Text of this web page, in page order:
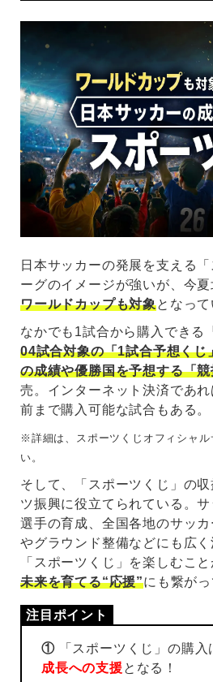
日本サッカーの発展を支える
ーグのイメージが強いが、今
ワールドカップも対象となって
なかでも1試合から購入できる
04試合対象の「1試合予想くじ
の成績や優勝国を予想する「
売。インターネット決済であ
前まで購入可能な試合もある。
※詳細は、スポーツくじオフィシャル
い。
そして、「スポーツくじ」の
ツ振興に役立てられている。サ
選手の育成、全国各地のサッ
やグラウンド整備などにも広く
「スポーツくじ」を楽しむこと
未来を育てる“応援”にも繋がっ
①「スポーツくじ」の購入
成長への支援となる！